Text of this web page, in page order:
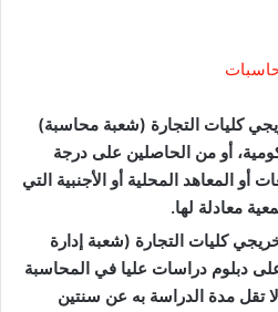
كليات التجارة (شعبة محاسبة)
أو من الحاصلين على درجة
أو المعاهد المحلية أو الأجنبية التي
معادلة لها.
كليات التجارة (شعبة إدارة
دبلوم دراسات عليا في المحاسبة
تقل مدة الدراسة به عن سنتين